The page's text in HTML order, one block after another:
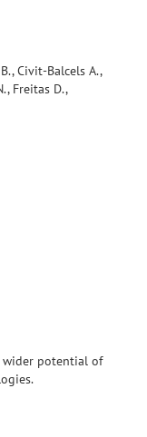
Civit-Balcels A.,
Freitas D.,
wider potential of